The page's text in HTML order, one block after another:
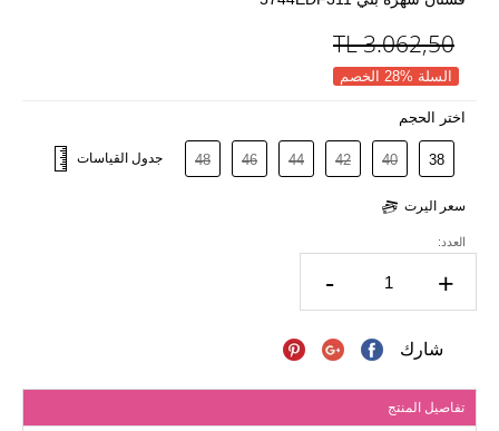
3.062,50
TL
السلة %28 الخصم
اختر الحجم
38
40
42
44
46
48 جدول القياسات
سعر اليرت
العدد:
- +
شارك
تفاصيل المنتج